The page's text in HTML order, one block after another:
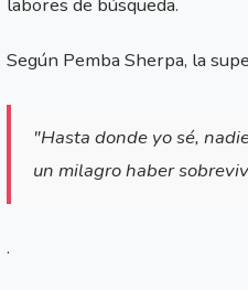
Según Pemba Sherpa, la
"Hasta donde yo sé,
un milagro haber
.